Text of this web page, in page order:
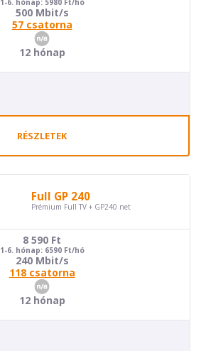
1-6. hónap: 5980 Ft/hó
500 Mbit/s
57 csatorna
12 hónap
RÉSZLETEK
Full GP 240
Prémium Full TV + GP240 net
8 590 Ft
1-6. hónap: 6590 Ft/hó
240 Mbit/s
118 csatorna
12 hónap